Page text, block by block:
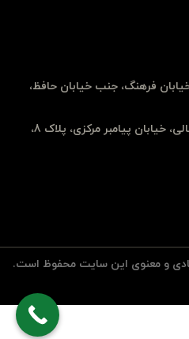
فرهنگ، جنب خیابان حافظ،
دفتر تهران: اتوبان ستاری شمالی، خیابان پیامبر مرکزی، پلاک 8،
و معنوی این سایت محفوظ است.